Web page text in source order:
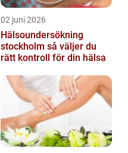
02 juni 2026
Hälsoundersökning
stockholm så väljer du
rätt kontroll för din hälsa